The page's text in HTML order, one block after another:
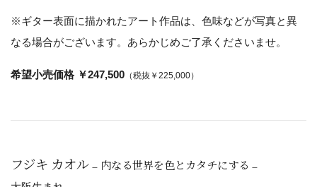
※ギター表面に描かれたアート作品は、色味などが写真と異
なる場合がございます。あらかじめご了承くださいませ。
希望小売価格 ￥247,500 （税抜￥225,000）
フジキ カオル – 内なる世界を色とカタチにする –